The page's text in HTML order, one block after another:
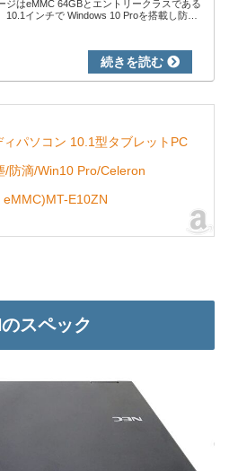
ジはeMMC 64GBとエントリークラスである
10.1インチで Windows 10 Proを搭載し防
パソコン 10.1型タブレットPC
/防滴/Win10 Pro/Celeron
E10ZN
スペック